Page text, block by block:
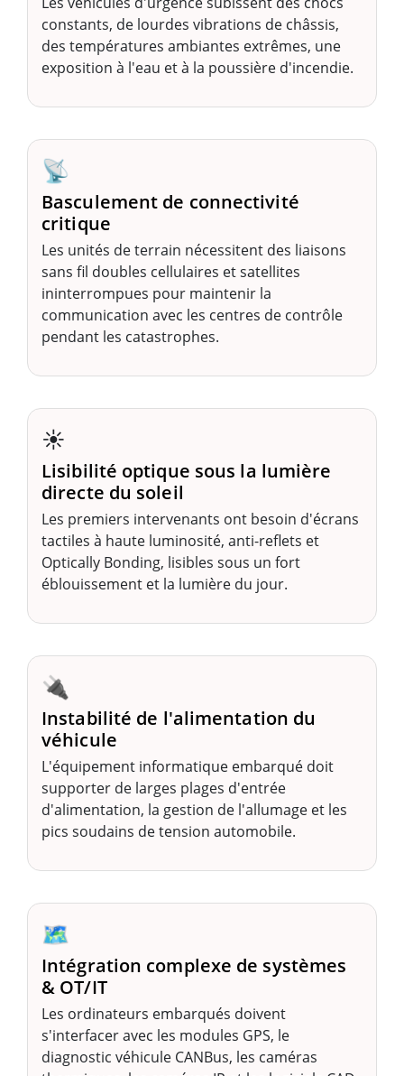
constants, de lourdes vibrations de châssis,
des températures ambiantes extrêmes, une
exposition à l'eau et à la poussière d'incendie.
📡
Basculement de connectivité
critique
Les unités de terrain nécessitent des liaisons
sans fil doubles cellulaires et satellites
ininterrompues pour maintenir la
communication avec les centres de contrôle
pendant les catastrophes.
☀️
Lisibilité optique sous la lumière
directe du soleil
Les premiers intervenants ont besoin d'écrans
tactiles à haute luminosité, anti-reflets et
Optically Bonding, lisibles sous un fort
éblouissement et la lumière du jour.
🔌
Instabilité de l'alimentation du
véhicule
L'équipement informatique embarqué doit
supporter de larges plages d'entrée
d'alimentation, la gestion de l'allumage et les
pics soudains de tension automobile.
🗺️
Intégration complexe de systèmes
& OT/IT
Les ordinateurs embarqués doivent
s'interfacer avec les modules GPS, le
diagnostic véhicule CANBus, les caméras